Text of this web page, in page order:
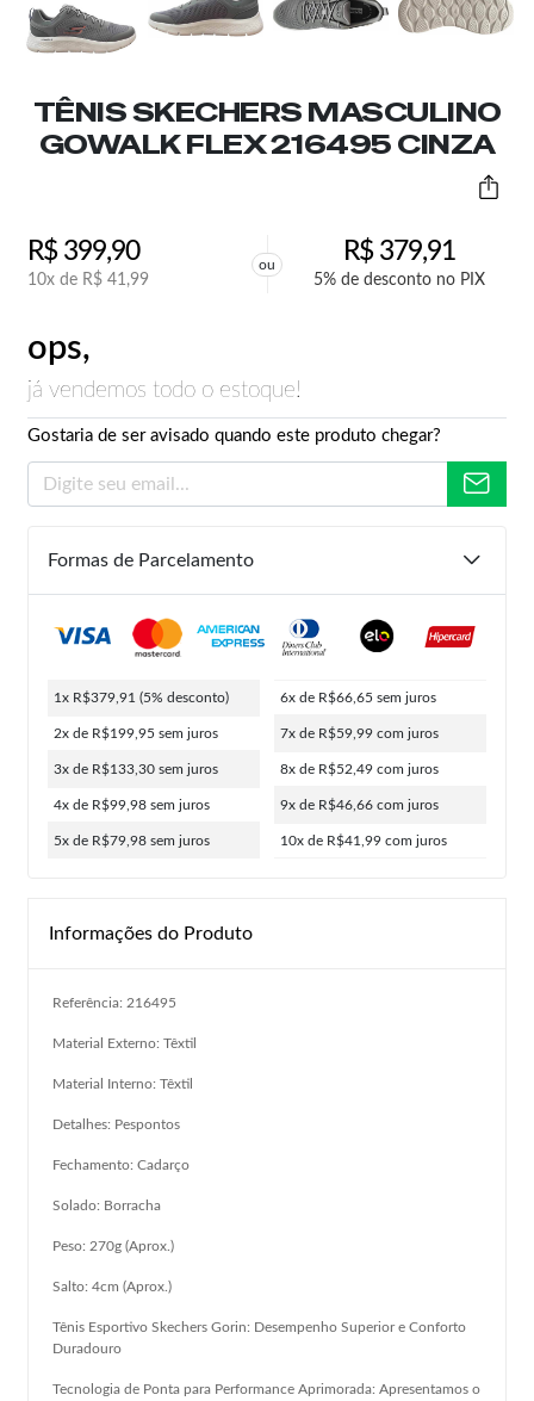
TÊNIS SKECHERS MASCULINO
GOWALK FLEX 216495 CINZA
R$399,90
10x de R$ 41,99
ou R$379,91
5% de desconto no PIX
ops,
já vendemos todo o estoque!
Gostaria de ser avisado quando este produto chegar?
Formas de Parcelamento
1x R$379,91 (5% desconto)
2x de R$199,95 sem juros
3x de R$133,30 sem juros
4x de R$99,98 sem juros
5x de R$79,98 sem juros
6x de R$66,65 sem juros
7x de R$59,99 com juros
8x de R$52,49 com juros
9x de R$46,66 com juros
10x de R$41,99 com juros
Informações do Produto
Referência: 216495
Material Externo: Têxtil
Material Interno: Têxtil
Detalhes: Pespontos
Fechamento: Cadarço
Solado: Borracha
Peso: 270g (Aprox.)
Salto: 4cm (Aprox.)
Tênis Esportivo Skechers Gorin: Desempenho Superior e Conforto
Duradouro
Tecnologia de Ponta para Performance Aprimorada: Apresentamos o